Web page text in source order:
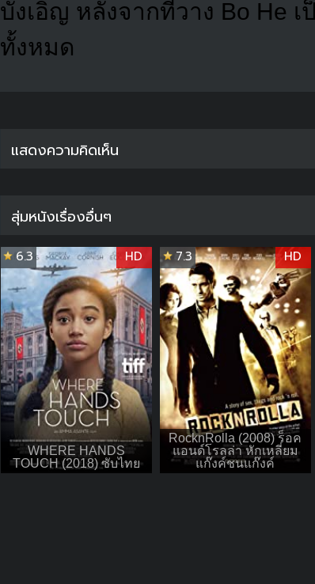
บังเอิญ หลังจากที่วาง Bo He
ทั้งหมด
แสดงความคิดเห็น
สุ่มหนังเรื่องอื่นๆ
WHERE HANDS
TOUCH (2018) ซับไทย
6.3 HD
RocknRolla (2008) ร็อค
แอนด์โรลล่า หักเหลี่ยม
แก๊งค์ชนแก๊งค์
7.3 HD